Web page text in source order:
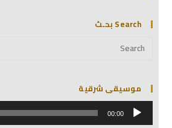
Search بحـث
موسيقى شرقية
مشغل
الصوت 00:00